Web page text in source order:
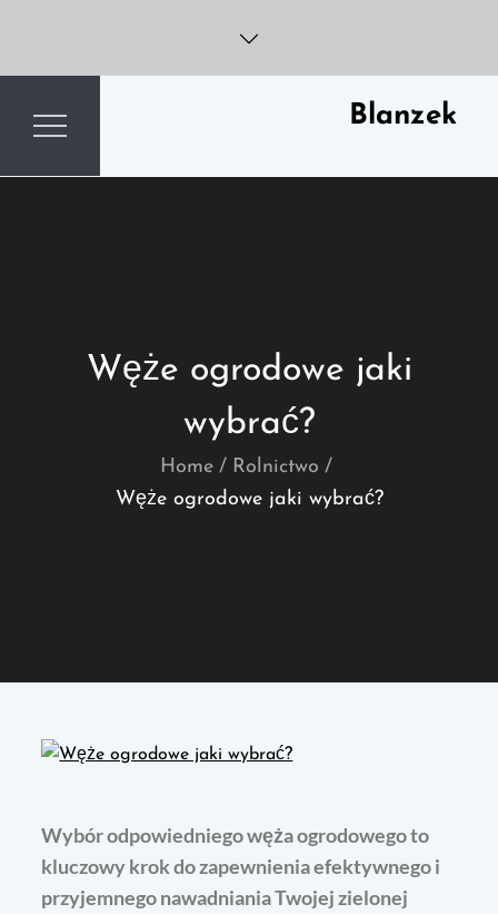
content
Blanzek
Węże ogrodowe jaki
wybrać?
Home
Rolnictwo
Węże ogrodowe jaki wybrać?
Wybór odpowiedniego węża ogrodowego to
kluczowy krok do zapewnienia efektywnego i
przyjemnego nawadniania Twojej zielonej